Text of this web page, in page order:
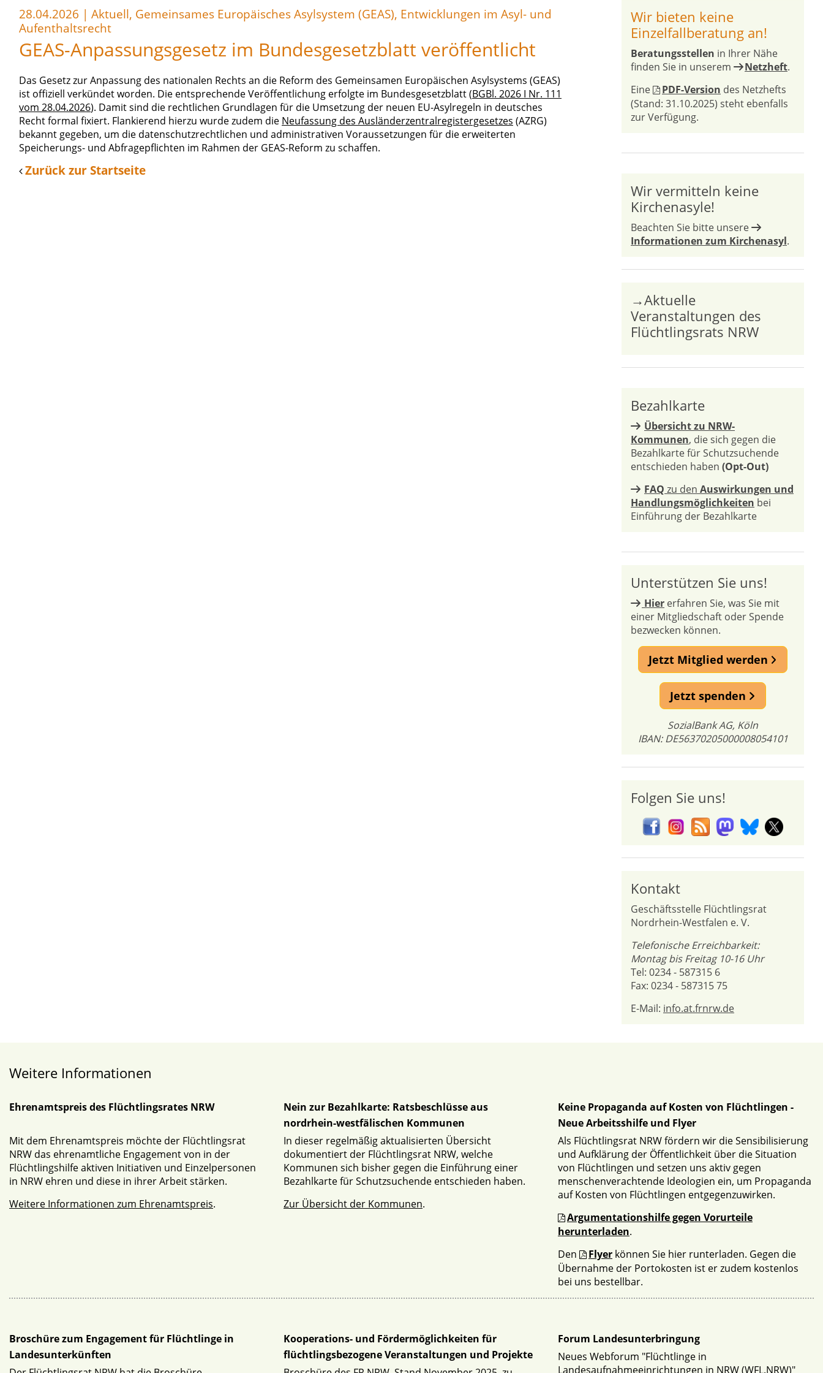
28.04.2026 | Aktuell, Gemeinsames Europäisches Asylsystem (GEAS), Entwicklungen im Asyl- und
Aufenthaltsrecht
GEAS-Anpassungsgesetz im Bundesgesetzblatt veröffentlicht
Das Gesetz zur Anpassung des nationalen Rechts an die Reform des Gemeinsamen Europäischen Asylsystems (GEAS)
ist offiziell verkündet worden. Die entsprechende Veröffentlichung erfolgte im Bundesgesetzblatt (BGBl. 2026 I Nr. 111
vom 28.04.2026). Damit sind die rechtlichen Grundlagen für die Umsetzung der neuen EU-Asylregeln in deutsches
Recht formal fixiert. Flankierend hierzu wurde zudem die Neufassung des Ausländerzentralregistergesetzes (AZRG)
bekannt gegeben, um die datenschutzrechtlichen und administrativen Voraussetzungen für die erweiterten
Speicherungs- und Abfragepflichten im Rahmen der GEAS-Reform zu schaffen.
Zurück zur Startseite
Wir bieten keine
Einzelfallberatung an!
Beratungsstellen in Ihrer Nähe
finden Sie in unserem
Netzheft.
Eine
PDF-Version des Netzhefts
(Stand: 31.10.2025) steht ebenfalls
zur Verfügung.
Wir vermitteln keine
Kirchenasyle!
Beachten Sie bitte unsere
Informationen zum Kirchenasyl.
→Aktuelle
Veranstaltungen des
Flüchtlingsrats NRW
Bezahlkarte
Übersicht zu NRW-
Kommunen, die sich gegen die
Bezahlkarte für Schutzsuchende
entschieden haben (Opt-Out)
FAQ zu den Auswirkungen und
Handlungsmöglichkeiten bei
Einführung der Bezahlkarte
Unterstützen Sie uns!
Hier erfahren Sie, was Sie mit
einer Mitgliedschaft oder Spende
bezwecken können.
Jetzt Mitglied werden
Jetzt spenden
SozialBank AG, Köln
IBAN: DE56370205000008054101
Folgen Sie uns!
Kontakt
Geschäftsstelle Flüchtlingsrat
Nordrhein-Westfalen e. V.
Telefonische Erreichbarkeit:
Montag bis Freitag 10-16 Uhr
Tel: 0234 - 587315 6
Fax: 0234 - 587315 75
E-Mail: info.at.frnrw.de
Weitere Informationen
Ehrenamtspreis des Flüchtlingsrates NRW
Mit dem Ehrenamtspreis möchte der Flüchtlingsrat
NRW das ehrenamtliche Engagement von in der
Flüchtlingshilfe aktiven Initiativen und Einzelpersonen
in NRW ehren und diese in ihrer Arbeit stärken.
Weitere Informationen zum Ehrenamtspreis.
Nein zur Bezahlkarte: Ratsbeschlüsse aus
nordrhein-westfälischen Kommunen
In dieser regelmäßig aktualisierten Übersicht
dokumentiert der Flüchtlingsrat NRW, welche
Kommunen sich bisher gegen die Einführung einer
Bezahlkarte für Schutzsuchende entschieden haben.
Zur Übersicht der Kommunen.
Keine Propaganda auf Kosten von Flüchtlingen -
Neue Arbeitsshilfe und Flyer
Als Flüchtlingsrat NRW fördern wir die Sensibilisierung
und Aufklärung der Öffentlichkeit über die Situation
von Flüchtlingen und setzen uns aktiv gegen
menschenverachtende Ideologien ein, um Propaganda
auf Kosten von Flüchtlingen entgegenzuwirken.
Argumentationshilfe gegen Vorurteile
herunterladen.
Den
Flyer können Sie hier runterladen. Gegen die
Übernahme der Portokosten ist er zudem kostenlos
bei uns bestellbar.
Broschüre zum Engagement für Flüchtlinge in
Landesunterkünften
Kooperations- und Fördermöglichkeiten für
flüchtlingsbezogene Veranstaltungen und Projekte
Forum Landesunterbringung
Neues Webforum "Flüchtlinge in
Landesaufnahmeeinrichtungen in NRW (WFL.NRW)"